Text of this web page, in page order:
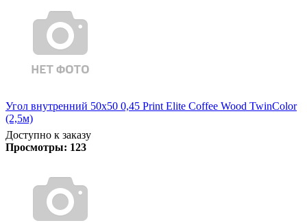
Угол внутренний 50х50 0,45 Print Elite Coffee Wood TwinColor
(2,5м)
Доступно к заказу
Просмотры: 123